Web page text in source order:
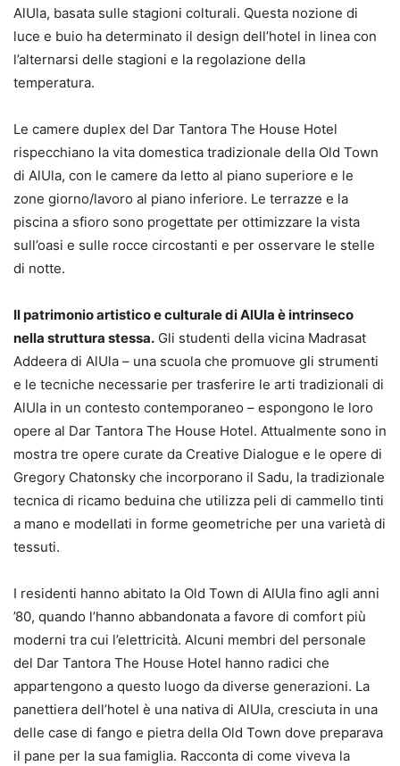
AlUla, basata sulle stagioni colturali. Questa nozione di
luce e buio ha determinato il design dell’hotel in linea con
l’alternarsi delle stagioni e la regolazione della
temperatura.
Le camere duplex del Dar Tantora The House Hotel
rispecchiano la vita domestica tradizionale della Old Town
di AlUla, con le camere da letto al piano superiore e le
zone giorno/lavoro al piano inferiore. Le terrazze e la
piscina a sfioro sono progettate per ottimizzare la vista
sull’oasi e sulle rocce circostanti e per osservare le stelle
di notte.
Il patrimonio artistico e culturale di AlUla è intrinseco
nella struttura stessa. Gli studenti della vicina Madrasat
Addeera di AlUla – una scuola che promuove gli strumenti
e le tecniche necessarie per trasferire le arti tradizionali di
AlUla in un contesto contemporaneo – espongono le loro
opere al Dar Tantora The House Hotel. Attualmente sono in
mostra tre opere curate da Creative Dialogue e le opere di
Gregory Chatonsky che incorporano il Sadu, la tradizionale
tecnica di ricamo beduina che utilizza peli di cammello tinti
a mano e modellati in forme geometriche per una varietà di
tessuti.
I residenti hanno abitato la Old Town di AlUla fino agli anni
’80, quando l’hanno abbandonata a favore di comfort più
moderni tra cui l’elettricità. Alcuni membri del personale
del Dar Tantora The House Hotel hanno radici che
appartengono a questo luogo da diverse generazioni. La
panettiera dell’hotel è una nativa di AlUla, cresciuta in una
delle case di fango e pietra della Old Town dove preparava
il pane per la sua famiglia. Racconta di come viveva la